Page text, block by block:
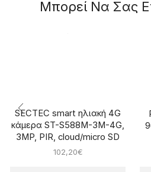
Μπορεί Να Σας
SECTEC smart ηλιακή 4G
κάμερα ST-S588M-3M-4G,
3MP, PIR, cloud/micro SD
102,20€